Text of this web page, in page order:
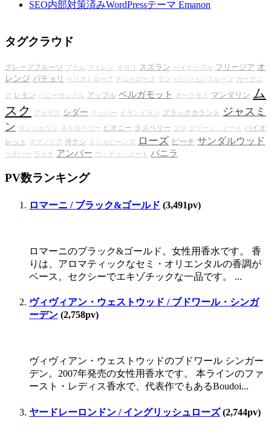
SEO内部対策済みWordPressテーマ Emanon
タグクラウド
グレープフルーツ プラム スイレン ネロリ スズラン パイナップル フリージア オ
レンジ パチョリ ヘリオトロープ チュベローズ ラン パッションフルーツ ガーデニ
ア レモン ハニーサックル アップル ベルガモット オークモス マンダリン
ム
スク
アイリス シダー ペッパー イランイラン ブラックカラント
ジャスミ
ン
タンジェリン ストロベリー ピオニー ラズベリー ユリ グリーン・ノート
バイオ
レット
マグノリア 洋ナシ トンカビーンズ ローズ ピーチ サンダルウッド
ベチバー ライチ アンバー ウッディ・ノート バニラ
PV数ランキング
ロマーニ / ブラック&ゴールド (3,491pv)
ロマーニのブラック&ゴールド。女性用香水です。 香
りは、アロマティックなセミ・オリエンタルの香調が
ベース。セクシーでエキゾチックな一品です。 ...
ヴィヴィアン・ウェストウッド / ブドワール・シンガ
ーデン (2,758pv)
ヴィヴィアン・ウェストウッドのブドワール シンガー
デン。2007年発売の女性用香水です。 本ラインのファ
ースト・レディス香水で、代表作でもあるBoudoi...
ヤードレーロンドン / イングリッシュローズ(2,744pv)